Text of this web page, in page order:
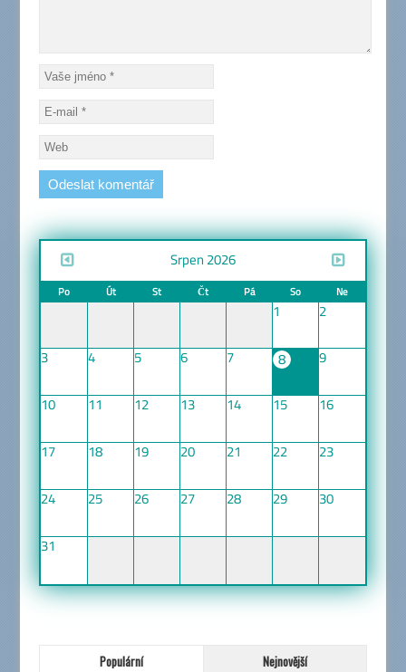
Srpen 2026
Po Út St Čt Pá So Ne
1
2
3
4 5 6 7 8
9
10
11 12 13 14 15
16
17
18 19 20 21 22
23
24
25 26 27 28 29
30
31
Populární
Nejnovější